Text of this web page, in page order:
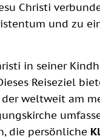
Christi
und zu
in seiner
Reiseziel
weltweit am
die persönliche